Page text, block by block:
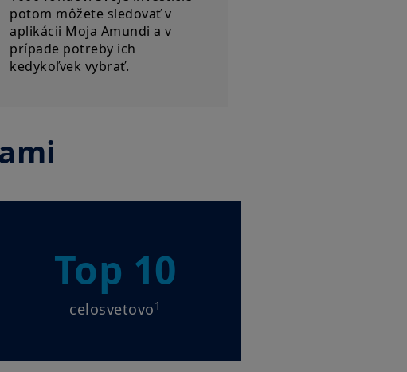
potom môžete sledovať v
aplikácii Moja Amundi a v
prípade potreby ich
kedykoľvek vybrať.
Top 10
celosvetovo1